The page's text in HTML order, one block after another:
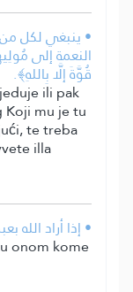
• ينبغي لكل
النعمة إلى
قُوَّةَ إلَّا بِاللهِ﴾.
ili pak
mu je tu
te treba
illa
• إذا أراد الله
onom kome